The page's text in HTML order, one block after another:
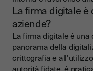
La firma digitale
aziende?
La firma digitale è
panorama della
crittografia e